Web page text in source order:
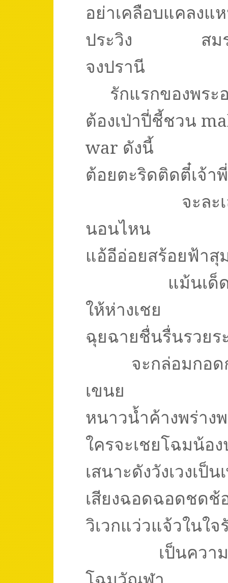
อย่าเคลือบแคลงแ
ประวิง
ส
จงปรานี
รักแรกของพร
ต้องเป่าปี่ชี้ชวน
war ดังนี้
ต้อยตะริดติดตี๋เจ้า
จะละ
นอนไหน
แอ้อีอ่อยสร้อยฟ้าสุ
แม้นเด็
ให้ห่างเชย
ฉุยฉายชื่นรื่นรวยร
จะกล่อมกอ
เขนย
หนาวน้ำค้างพร่าง
ใครจะเชยโฉมน้อ
เสนาะดังวังเวงเป็
เสียงฉอดฉอดชดช้
วิเวกแว่วแจ้วในใ
เป็นควา